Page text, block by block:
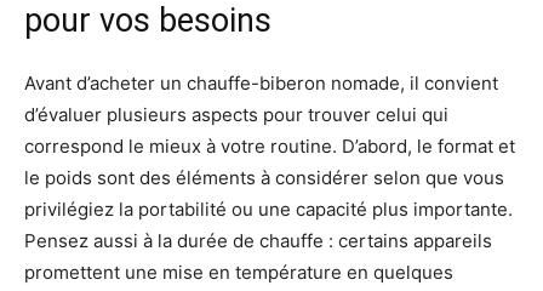
pour vos besoins
Avant d’acheter un chauffe-biberon nomade, il convient
d’évaluer plusieurs aspects pour trouver celui qui
correspond le mieux à votre routine. D’abord, le format et
le poids sont des éléments à considérer selon que vous
privilégiez la portabilité ou une capacité plus importante.
Pensez aussi à la durée de chauffe : certains appareils
promettent une mise en température en quelques